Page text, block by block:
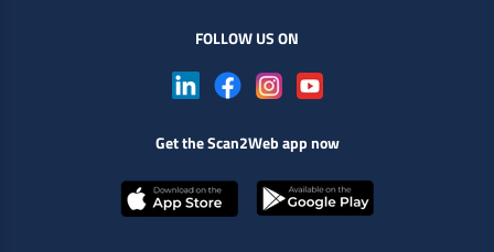
FOLLOW US ON
Get the Scan2Web app now